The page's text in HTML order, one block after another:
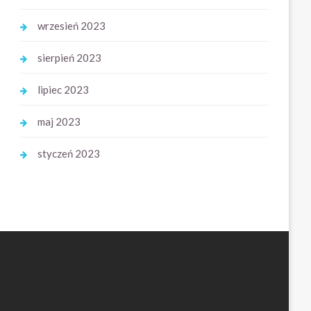
wrzesień 2023
sierpień 2023
lipiec 2023
maj 2023
styczeń 2023